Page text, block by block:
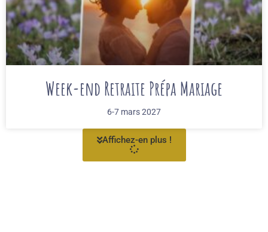
Week-end Retraite Prépa Mariage
6-7 mars 2027
Affichez-en plus !